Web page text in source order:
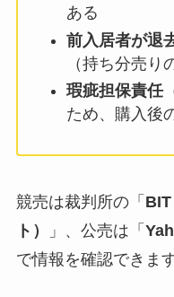
ある
前入居者が退
（持ち分売り
瑕疵担保責任
ため、購入後
競売は裁判所の「
ト）
」、公売は「
で情報を確認できます